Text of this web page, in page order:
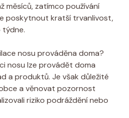
měsíců, zatímco používání
poskytnout kratší trvanlivost,
týdne.
nosu prováděna doma?
nosu lze provádět doma
a produktů. Je však důležité
a věnovat pozornost
riziko podráždění nebo